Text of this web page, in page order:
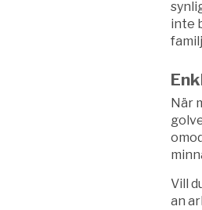
inte
När
Vill
an